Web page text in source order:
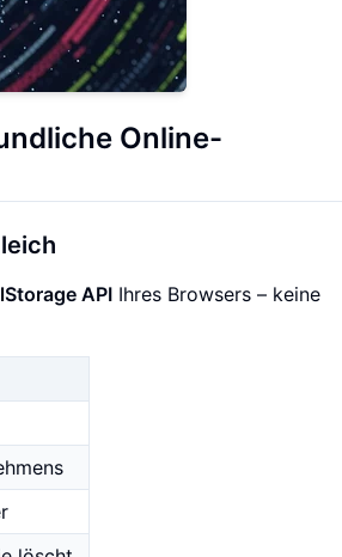
Online-
API Ihres Browsers – keine